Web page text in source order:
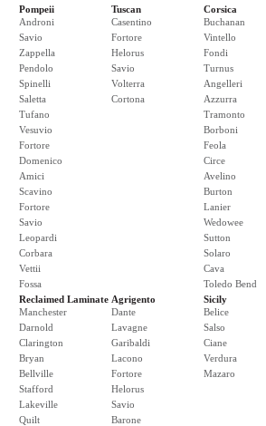
Pompeii
Androni
Savio
Zappella
Pendolo
Spinelli
Saletta
Tufano
Vesuvio
Fortore
Domenico
Amici
Scavino
Fortore
Savio
Leopardi
Corbara
Vettii
Fossa
Tuscan
Casentino
Fortore
Helorus
Savio
Volterra
Cortona
Corsica
Buchanan
Vintello
Fondi
Turnus
Angelleri
Azzurra
Tramonto
Borboni
Feola
Circe
Avelino
Burton
Lanier
Wedowee
Sutton
Solaro
Cava
Toledo Bend
Reclaimed Laminate
Manchester
Darnold
Clarington
Bryan
Bellville
Stafford
Lakeville
Quilt
Agrigento
Dante
Lavagne
Garibaldi
Lacono
Fortore
Helorus
Savio
Barone
Sicily
Belice
Salso
Ciane
Verdura
Mazaro